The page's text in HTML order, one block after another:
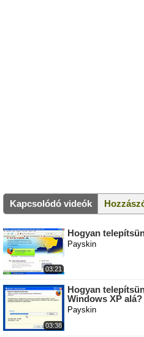
Kapcsolódó videók
03:21
Hogyan
Payskin
03:38
Hogyan
Windows XP alá?
Payskin